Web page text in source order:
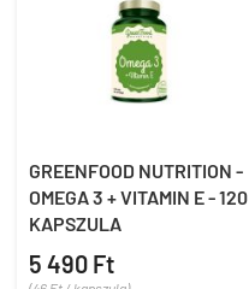
GREENFOOD NUTRITION -
OMEGA 3 + VITAMIN E - 120
KAPSZULA
5 490 Ft